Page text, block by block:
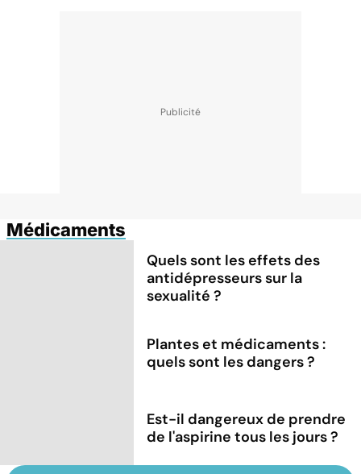
Médicaments
Quels sont les effets des
antidépresseurs sur la
sexualité ?
Plantes et médicaments :
quels sont les dangers ?
Est-il dangereux de prendre
de l'aspirine tous les jours ?